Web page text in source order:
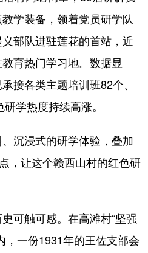
健康 军事
图片 政务
信息化
学装备，领着党员研学队
部队进驻莲花的首站，近
育热门学习地。数据显
接各类主题培训班82个、
学热度持续高涨。
沉浸式的研学体验，叠加
，让这个赣西山村的红色研
触可感。在高滩村“坚强
，一份1931年的王佐支部会